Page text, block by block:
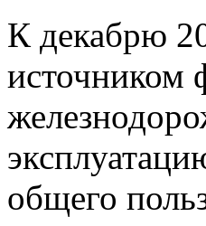
К декабрю
источником
общего